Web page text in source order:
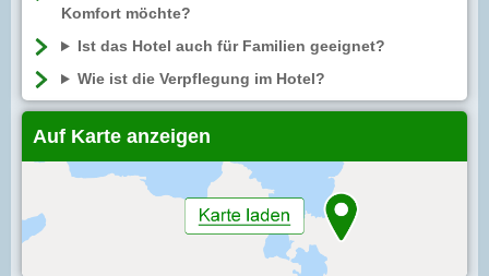
Komfort möchte?
Ist das Hotel auch für Familien geeignet?
Wie ist die Verpflegung im Hotel?
Auf Karte anzeigen